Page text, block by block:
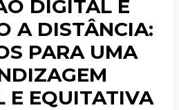
DIGITAL E
A DISTÂNCIA:
PARA UMA
E EQUITATIVA